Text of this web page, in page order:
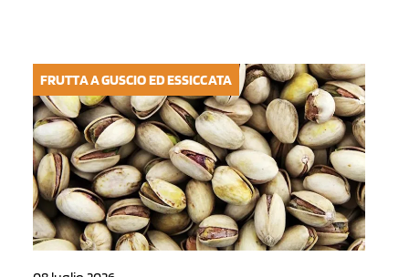
FRUTTA A GUSCIO ED ESSICCATA